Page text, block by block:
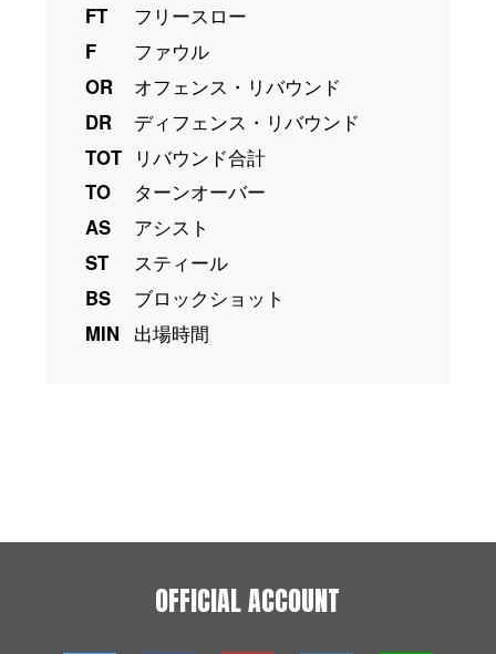
FT
フリースロー
F
ファウル
OR
オフェンス・リバウンド
DR
ディフェンス・リバウンド
TOT
リバウンド合計
TO
ターンオーバー
AS
アシスト
ST
スティール
BS
ブロックショット
MIN
出場時間
OFFICIAL ACCOUNT